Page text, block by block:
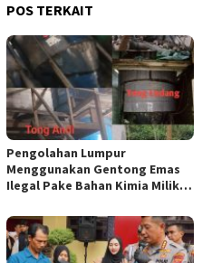
POS TERKAIT
Pengolahan Lumpur
Menggunakan Gentong Emas
Ilegal Pake Bahan Kimia Milik
Aparat Penegak Hukum ( APH )
Jangan Sampai Diam Saja